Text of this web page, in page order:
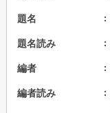
題名
題名読み
編者
編者読み